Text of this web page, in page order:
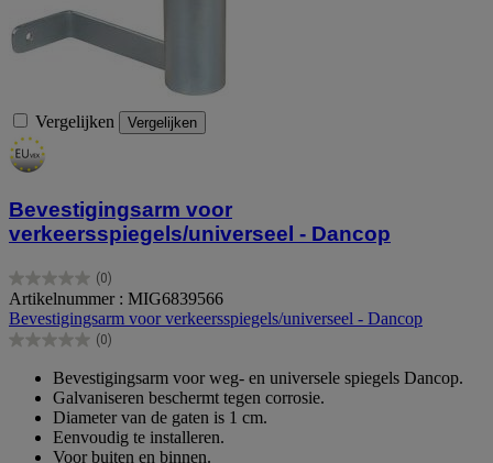
Vergelijken Vergelijken
Bevestigingsarm voor
verkeersspiegels/universeel - Dancop
(0)
0.0
van
de
5
Artikelnummer : MIG6839566
Bevestigingsarm voor verkeersspiegels/universeel - Dancop
(0)
0.0
sterren.
Bevestigingsarm voor weg- en universele spiegels Dancop.
Galvaniseren beschermt tegen corrosie.
Diameter van de gaten is 1 cm.
Eenvoudig te installeren.
Voor buiten en binnen.